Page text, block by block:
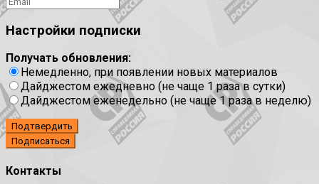
Настройки подписки
Получать обновления:
Немедленно, при появлении новых материалов
Дайджестом ежедневно (не чаще 1 раза в сутки)
Дайджестом еженедельно (не чаще 1 раза в неделю)
Подтвердить
Контакты